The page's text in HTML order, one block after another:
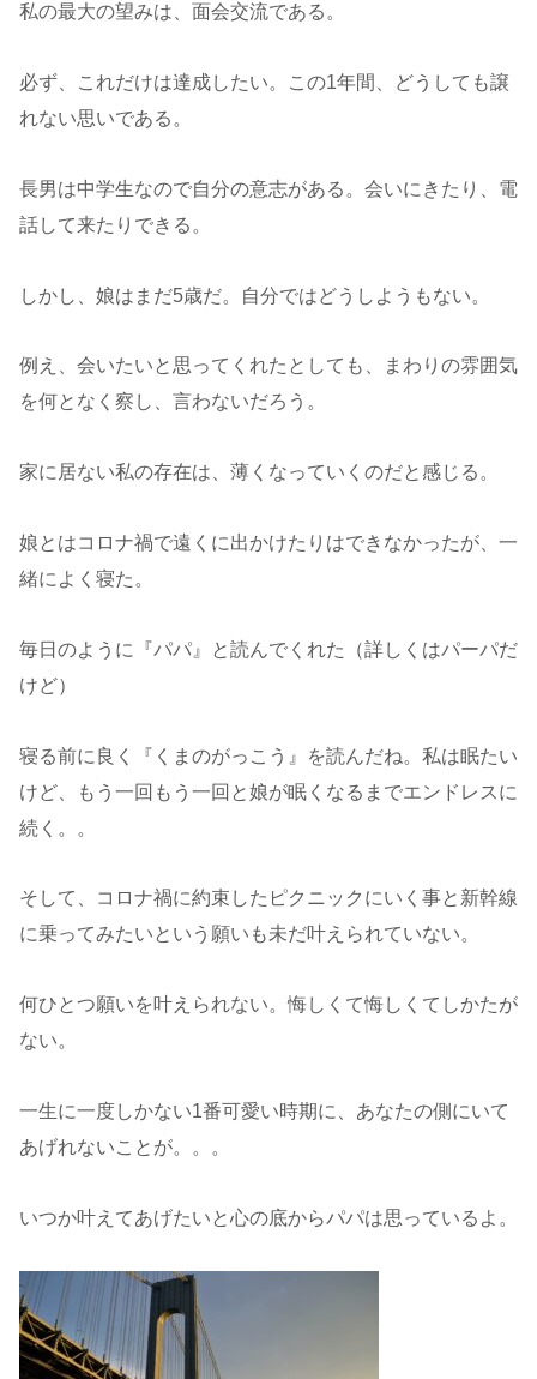
私の最大の望みは、面会交流である。
必ず、これだけは達成したい。この1年間、どうしても譲
れない思いである。
長男は中学生なので自分の意志がある。会いにきたり、電
話して来たりできる。
しかし、娘はまだ5歳だ。自分ではどうしようもない。
例え、会いたいと思ってくれたとしても、まわりの雰囲気
を何となく察し、言わないだろう。
家に居ない私の存在は、薄くなっていくのだと感じる。
娘とはコロナ禍で遠くに出かけたりはできなかったが、一
緒によく寝た。
毎日のように『パパ』と読んでくれた（詳しくはパーパだ
けど）
寝る前に良く『くまのがっこう』を読んだね。私は眠たい
けど、もう一回もう一回と娘が眠くなるまでエンドレスに
続く。。
そして、コロナ禍に約束したピクニックにいく事と新幹線
に乗ってみたいという願いも未だ叶えられていない。
何ひとつ願いを叶えられない。悔しくて悔しくてしかたが
ない。
一生に一度しかない1番可愛い時期に、あなたの側にいて
あげれないことが。。。
いつか叶えてあげたいと心の底からパパは思っているよ。